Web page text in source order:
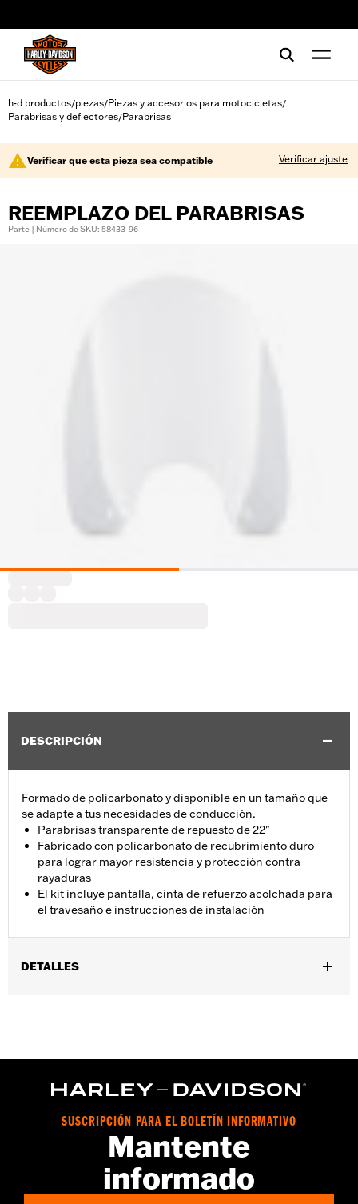
h-d productos/piezas/Piezas y accesorios para motocicletas/
Parabrisas y deflectores/Parabrisas
Verificar que esta pieza sea compatible Verificar ajuste
REEMPLAZO DEL PARABRISAS
Parte | Número de SKU: 58433-96
DESCRIPCIÓN
Formado de policarbonato y disponible en un tamaño que
se adapte a tus necesidades de conducción.
Parabrisas transparente de repuesto de 22"
Fabricado con policarbonato de recubrimiento duro
para lograr mayor resistencia y protección contra
rayaduras
El kit incluye pantalla, cinta de refuerzo acolchada para
el travesaño e instrucciones de instalación
DETALLES
vinRequerido:false
GARANTÍA:1 año de garantía limitada – Consultawww.h-
d.com/warrantypara más información
SUSCRIPCIÓN PARA EL BOLETÍN INFORMATIVO
Mantente
informado